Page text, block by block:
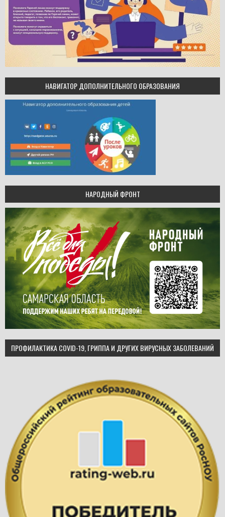
НАВИГАТОР ДОПОЛНИТЕЛЬНОГО ОБРАЗОВАНИЯ
НАРОДНЫЙ ФРОНТ
ПРОФИЛАКТИКА COVID-19, ГРИППА И ДРУГИХ ВИРУСНЫХ ЗАБОЛЕВАНИЙ